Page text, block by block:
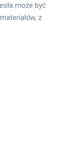
może być
z